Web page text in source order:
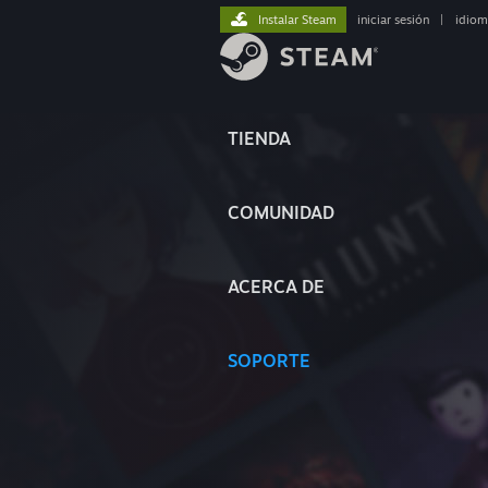
TIENDA
COMUNIDAD
ACERCA DE
SOPORTE
Instalar Steam iniciar sesión